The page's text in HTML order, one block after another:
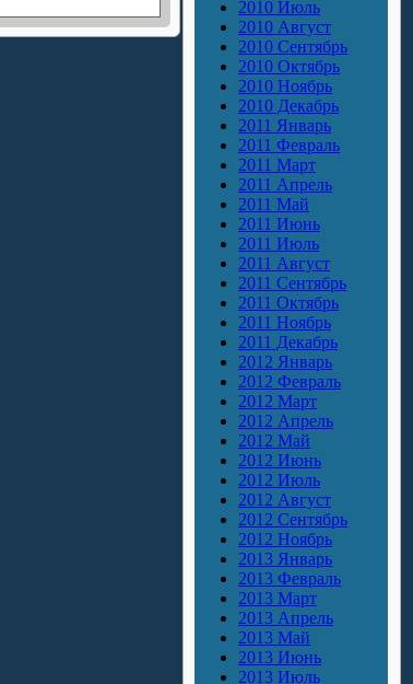
2010 Июль
2010 Август
2010 Сентябрь
2010 Октябрь
2010 Ноябрь
2010 Декабрь
2011 Январь
2011 Февраль
2011 Март
2011 Апрель
2011 Май
2011 Июнь
2011 Июль
2011 Август
2011 Сентябрь
2011 Октябрь
2011 Ноябрь
2011 Декабрь
2012 Январь
2012 Февраль
2012 Март
2012 Апрель
2012 Май
2012 Июнь
2012 Июль
2012 Август
2012 Сентябрь
2012 Ноябрь
2013 Январь
2013 Февраль
2013 Март
2013 Апрель
2013 Май
2013 Июнь
2013 Июль